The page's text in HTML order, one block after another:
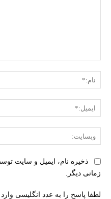
ذخیره نام، ایمیل و سایت
زمانی دیگر.
لطفا پاسخ را به عدد انگلیسی وارد